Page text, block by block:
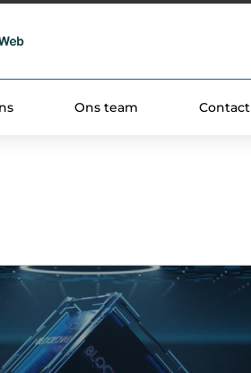
Ons team Contact